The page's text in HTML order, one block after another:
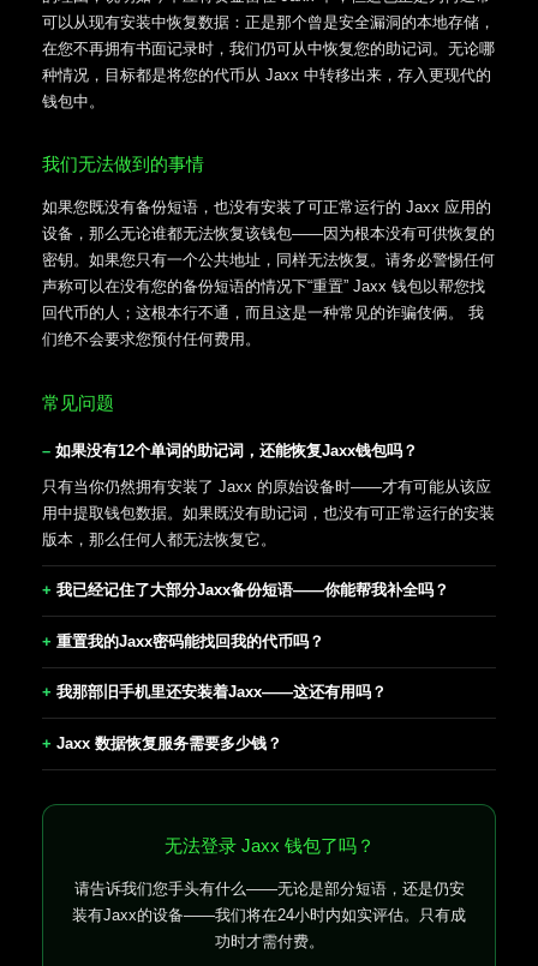
可以从现有安装中恢复数据：正是那个曾是安全漏洞的本地存储，
在您不再拥有书面记录时，我们仍可从中恢复您的助记词。无论哪
种情况，目标都是将您的代币从 Jaxx 中转移出来，存入更现代的
钱包中。
我们无法做到的事情
如果您既没有备份短语，也没有安装了可正常运行的 Jaxx 应用的
设备，那么无论谁都无法恢复该钱包——因为根本没有可供恢复的
密钥。如果您只有一个公共地址，同样无法恢复。请务必警惕任何
声称可以在没有您的备份短语的情况下“重置” Jaxx 钱包以帮您找
回代币的人；这根本行不通，而且这是一种常见的诈骗伎俩。 我
们绝不会要求您预付任何费用。
常见问题
如果没有12个单词的助记词，还能恢复Jaxx钱包吗？
只有当你仍然拥有安装了 Jaxx 的原始设备时——才有可能从该应
用中提取钱包数据。如果既没有助记词，也没有可正常运行的安装
版本，那么任何人都无法恢复它。
我已经记住了大部分Jaxx备份短语——你能帮我补全吗？
重置我的Jaxx密码能找回我的代币吗？
我那部旧手机里还安装着Jaxx——这还有用吗？
Jaxx 数据恢复服务需要多少钱？
无法登录 Jaxx 钱包了吗？
请告诉我们您手头有什么——无论是部分短语，还是仍安
装有Jaxx的设备——我们将在24小时内如实评估。只有成
功时才需付费。